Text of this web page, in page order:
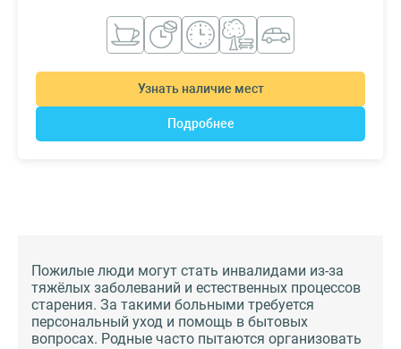
Узнать наличие мест
Подробнее
Пожилые люди могут стать инвалидами из-за
тяжёлых заболеваний и естественных процессов
старения. За такими больными требуется
персональный уход и помощь в бытовых
вопросах. Родные часто пытаются организовать